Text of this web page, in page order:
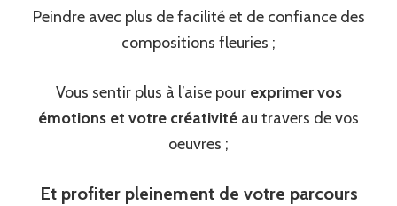
Peindre avec plus de facilité et de confiance des
compositions fleuries ;
Vous sentir plus à l’aise pour exprimer vos
émotions et votre créativité au travers de vos
oeuvres ;
Et profiter pleinement de votre parcours